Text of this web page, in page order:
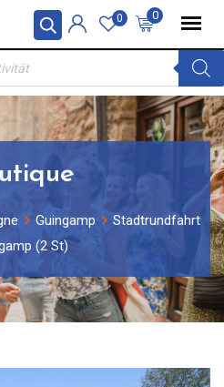
0
0
Guingamp
Stadtrundfahrt
(2 St)